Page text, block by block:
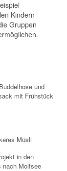
Kindern
Gruppen
und
mit Frühstück
Müsli
in den
nach Molfsee